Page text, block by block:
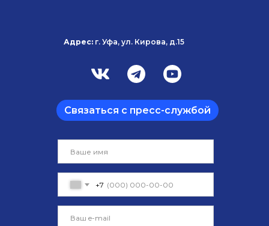
+7
Адрес: г. Уфа, ул. Кирова, д.15
Связаться с пресс-службой